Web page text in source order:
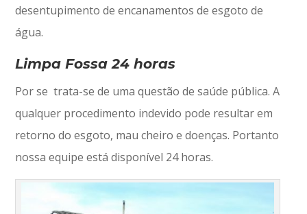
desentupimento de encanamentos de esgoto de
água.
Limpa Fossa 24 horas
Por se trata-se de uma questão de saúde pública. A
qualquer procedimento indevido pode resultar em
retorno do esgoto, mau cheiro e doenças. Portanto
nossa equipe está disponível 24 horas.